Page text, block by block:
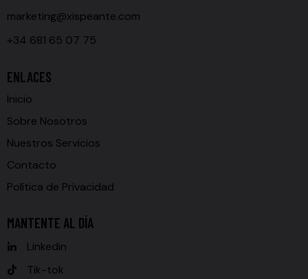
marketing@xispeante.com
+34 681 65 07 75
ENLACES
Inicio
Sobre Nosotros
Nuestros Servicios
Contacto
Política de Privacidad
MANTENTE AL DÍA
Linkedin
Tik-tok